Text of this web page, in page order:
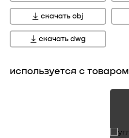
скачать obj
скачать dwg
используется с товаром